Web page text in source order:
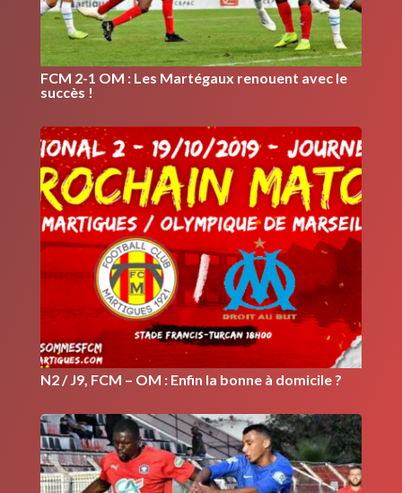
FCM 2-1 OM : Les Martégaux renouent avec le
succès !
N2 / J9, FCM – OM : Enfin la bonne à domicile ?